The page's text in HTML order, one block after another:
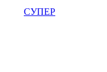
СУПЕР